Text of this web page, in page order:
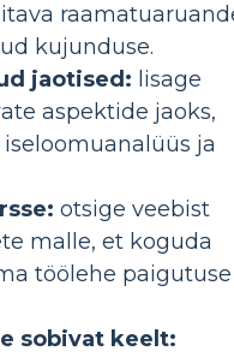
kujunduse.
jaotised: lisage
aspektide jaoks,
ja
otsige veebist
malle, et koguda
töölehe paigutuse
sobivat keelt: